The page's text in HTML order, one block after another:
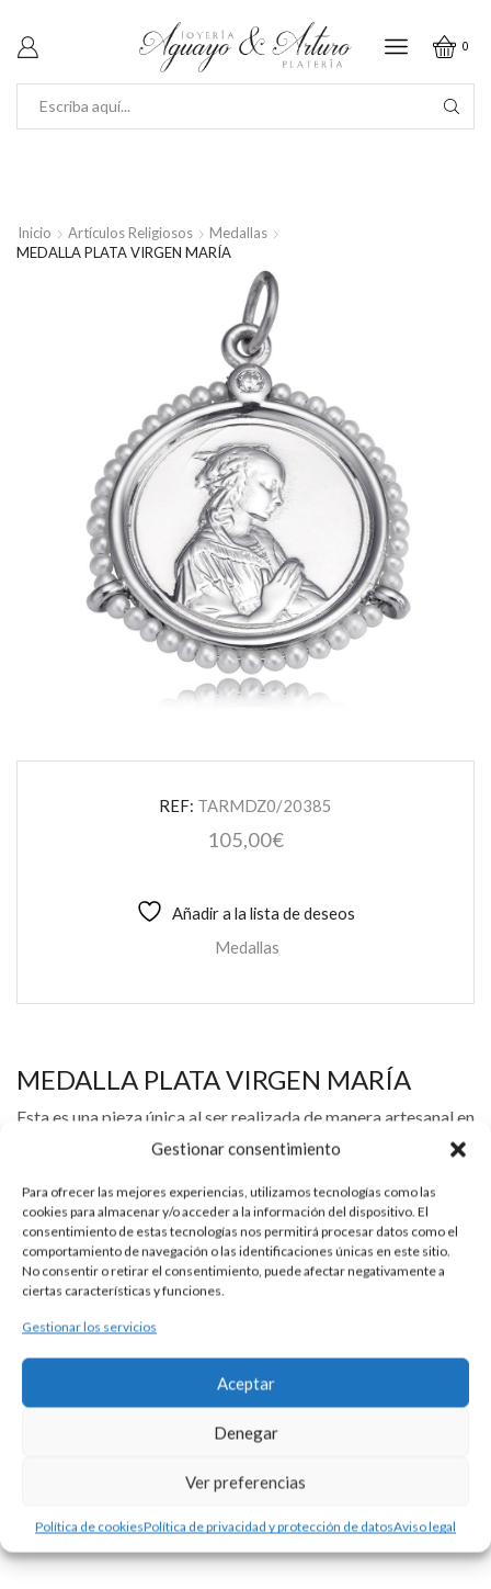
Gestionar consentimiento
Para ofrecer las mejores experiencias, utilizamos tecnologías como las
cookies para almacenar y/o acceder a la información del dispositivo. El
consentimiento de estas tecnologías nos permitirá procesar datos como el
comportamiento de navegación o las identificaciones únicas en este sitio.
No consentir o retirar el consentimiento, puede afectar negativamente a
ciertas características y funciones.
Gestionar los servicios
Aceptar
Denegar
Ver preferencias
Política de cookiesPolítica de privacidad y protección de datosAviso legal
0
Inicio Artículos Religiosos
Medallas
MEDALLA PLATA VIRGEN MARÍA
REF: TARMDZ0/20385
105,00€
Añadir a la lista de deseos
Medallas
MEDALLA PLATA VIRGEN MARÍA
Esta es una pieza única al ser realizada de manera artesanal en
nuestros talleres de Madrid, España. Es por ello por lo que sus
Para cualquier consulta contacte con nosotros.
DESCRIPCIÓN
Medalla plata 925 con imagen de la Virgen de Lippo con el
cerco de perlitas de río y circonita en la parte superior.
Medida 29 mm.
Se puede personalizar con la tipografía que usted elija. Precio
del grabado no incluído.
Consultar disponibilidad.